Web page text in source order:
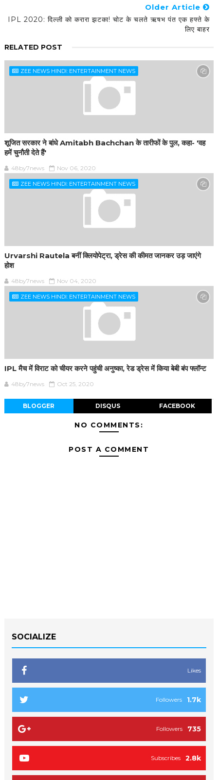
Older Article
IPL 2020: दिल्ली को करारा झटका! चोट के चलते ऋषभ पंत एक हफ्ते के
लिए बाहर
RELATED POST
ZEE NEWS HINDI: ENTERTAINMENT NEWS
शूजित सरकार ने बांधे Amitabh Bachchan के तारीफों के पुल, कहा- 'वह
हमें चुनौती देते हैं'
48by7news Nov 06, 2020
ZEE NEWS HINDI: ENTERTAINMENT NEWS
Urvarshi Rautela बनीं क्लियोपेट्रा, ड्रेस की कीमत जानकर उड़ जाएंगे
होश
48by7news Nov 04, 2020
ZEE NEWS HINDI: ENTERTAINMENT NEWS
IPL मैच में विराट को चीयर करने पहुंची अनुष्का, रेड ड्रेस में किया बेबी बंप फ्लॉन्ट
48by7news Oct 25, 2020
BLOGGER DISQUS FACEBOOK
NO COMMENTS:
POST A COMMENT
SOCIALIZE
Likes
1.7k
Followers
735
Followers
2.8k
Subscribes